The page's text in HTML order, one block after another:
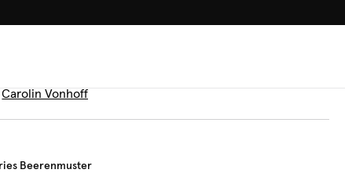
Carolin Vonhoff
Beerenmuster